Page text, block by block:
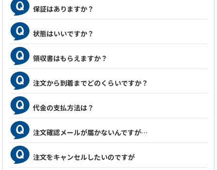
保証はありますか？
状態はいいですか？
領収書はもらえますか？
注文から到着までどのくらいですか？
代金の支払方法は？
注文確認メールが届かないんですが…
注文をキャンセルしたいのですが